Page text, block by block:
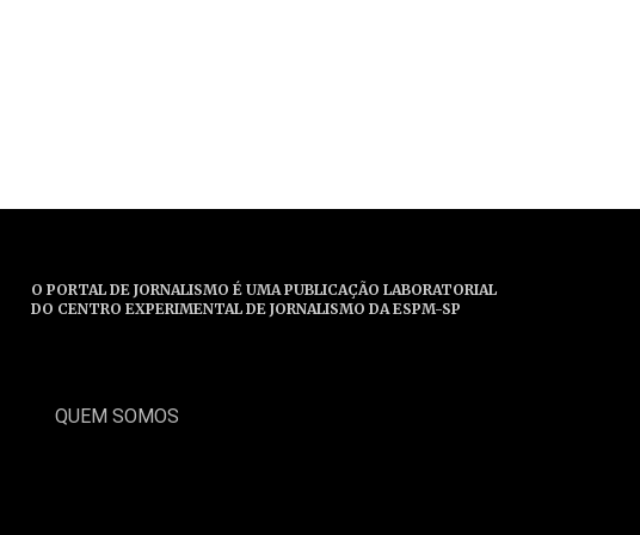
O PORTAL DE JORNALISMO É UMA PUBLICAÇÃO LABORATORIAL
DO CENTRO EXPERIMENTAL DE JORNALISMO DA ESPM-SP
QUEM SOMOS